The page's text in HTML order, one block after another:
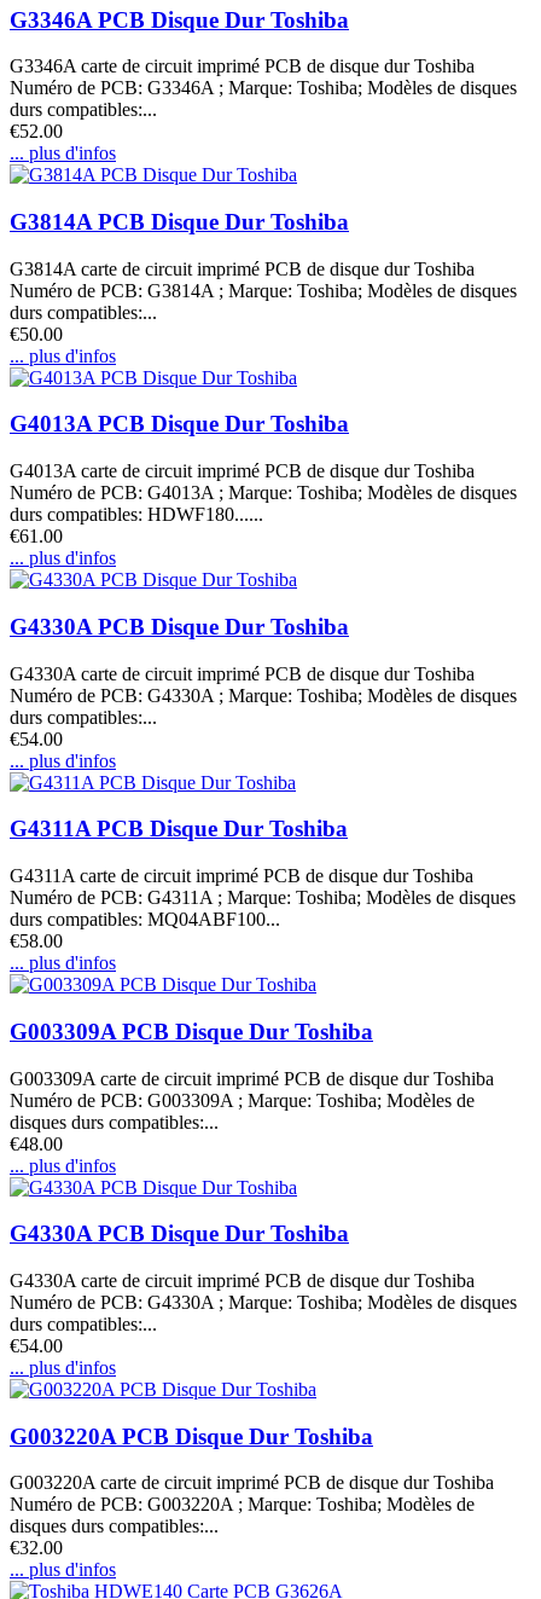
G3346A PCB Disque Dur Toshiba
G3346A carte de circuit imprimé PCB de disque dur Toshiba
Numéro de PCB: G3346A ; Marque: Toshiba; Modèles de disques
durs compatibles:...
€52.00
... plus d'infos
G3814A PCB Disque Dur Toshiba
G3814A carte de circuit imprimé PCB de disque dur Toshiba
Numéro de PCB: G3814A ; Marque: Toshiba; Modèles de disques
durs compatibles:...
€50.00
... plus d'infos
G4013A PCB Disque Dur Toshiba
G4013A carte de circuit imprimé PCB de disque dur Toshiba
Numéro de PCB: G4013A ; Marque: Toshiba; Modèles de disques
durs compatibles: HDWF180......
€61.00
... plus d'infos
G4330A PCB Disque Dur Toshiba
G4330A carte de circuit imprimé PCB de disque dur Toshiba
Numéro de PCB: G4330A ; Marque: Toshiba; Modèles de disques
durs compatibles:...
€54.00
... plus d'infos
G4311A PCB Disque Dur Toshiba
G4311A carte de circuit imprimé PCB de disque dur Toshiba
Numéro de PCB: G4311A ; Marque: Toshiba; Modèles de disques
durs compatibles: MQ04ABF100...
€58.00
... plus d'infos
G003309A PCB Disque Dur Toshiba
G003309A carte de circuit imprimé PCB de disque dur Toshiba
Numéro de PCB: G003309A ; Marque: Toshiba; Modèles de
disques durs compatibles:...
€48.00
... plus d'infos
G4330A PCB Disque Dur Toshiba
G4330A carte de circuit imprimé PCB de disque dur Toshiba
Numéro de PCB: G4330A ; Marque: Toshiba; Modèles de disques
durs compatibles:...
€54.00
... plus d'infos
G003220A PCB Disque Dur Toshiba
G003220A carte de circuit imprimé PCB de disque dur Toshiba
Numéro de PCB: G003220A ; Marque: Toshiba; Modèles de
disques durs compatibles:...
€32.00
... plus d'infos